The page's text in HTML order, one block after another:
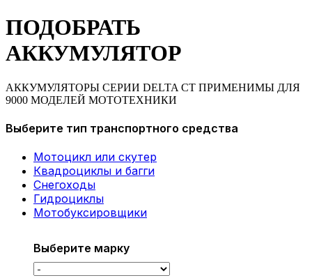
ПОДОБРАТЬ
АККУМУЛЯТОР
АККУМУЛЯТОРЫ СЕРИИ DELTA CT ПРИМЕНИМЫ ДЛЯ
9000 МОДЕЛЕЙ МОТОТЕХНИКИ
Выберите тип транспортного средства
Мотоцикл или скутер
Квадроциклы и багги
Снегоходы
Гидроциклы
Мотобуксировщики
Выберите марку